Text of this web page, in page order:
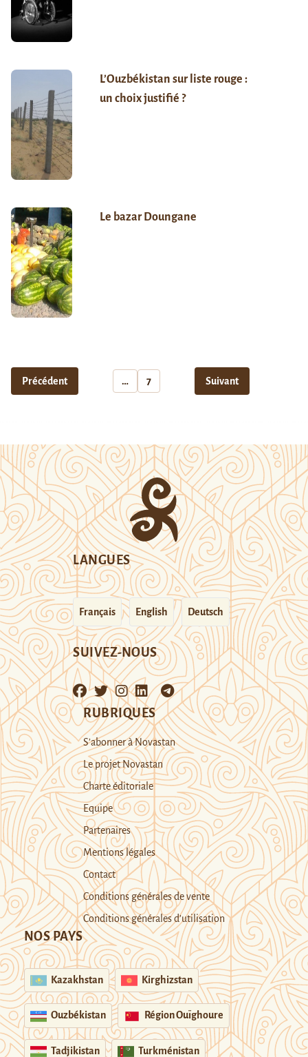
L’Ouzbékistan sur liste rouge :
un choix justifié ?
Le bazar Doungane
Précédent … 7 Suivant
LANGUES
Français English Deutsch
SUIVEZ-NOUS
RUBRIQUES
S’abonner à Novastan
Le projet Novastan
Charte éditoriale
Equipe
Partenaires
Mentions légales
Contact
Conditions générales de vente
Conditions générales d’utilisation
NOS PAYS
Kazakhstan Kirghizstan
Ouzbékistan Région Ouïghoure
Tadjikistan Turkménistan